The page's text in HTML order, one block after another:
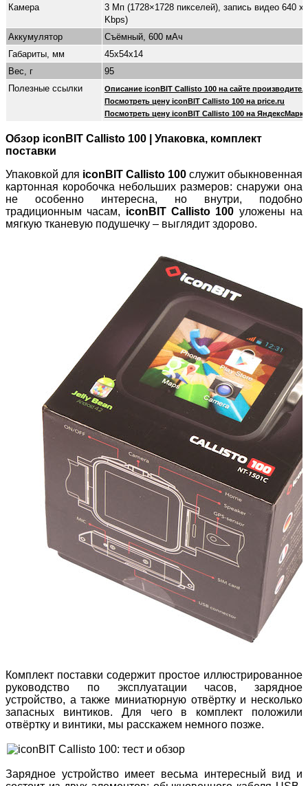
Камера
3 Мп (1728×1728 пикселей), запись видео 640 х
Kbps)
Аккумулятор
Съёмный, 600 мАч
Габариты, мм
45x54x14
Вес, г
95
Полезные ссылки
Описание iconBIT Callisto 100 на сайте
Посмотреть цену iconBIT Callisto 100 на price.ru
Посмотреть цену iconBIT Callisto 100 на
Обзор iconBIT Callisto 100 | Упаковка, комплект
поставки
Упаковкой для iconBIT Callisto 100 служит обыкновенная
картонная коробочка небольших размеров: снаружи она
не особенно интересна, но внутри, подобно
традиционным часам, iconBIT Callisto 100 уложены на
мягкую тканевую подушечку – выглядит здорово.
Комплект поставки содержит простое иллюстрированное
руководство по эксплуатации часов, зарядное
устройство, а также миниатюрную отвёртку и несколько
запасных винтиков. Для чего в комплект положили
отвёртку и винтики, мы расскажем немного позже.
Зарядное устройство имеет весьма интересный вид и